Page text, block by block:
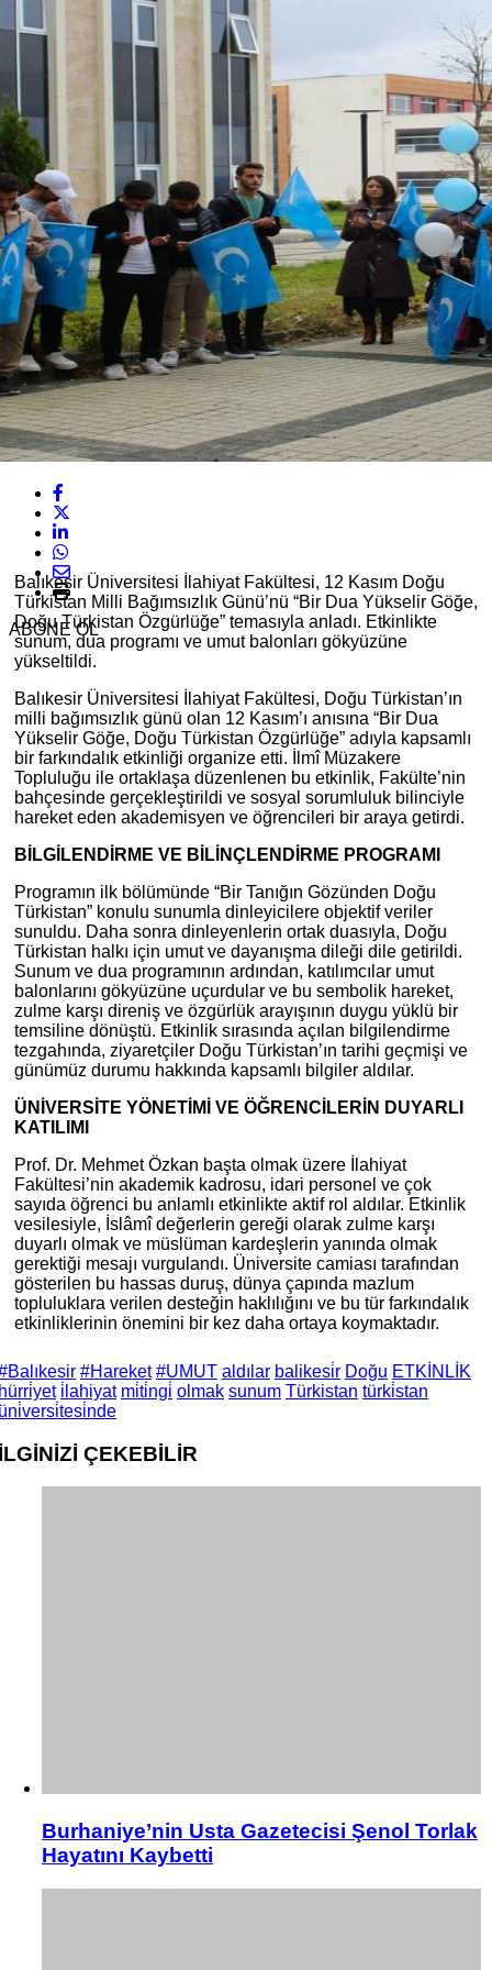
ABONE OL
Balıkesir Üniversitesi İlahiyat Fakültesi, 12 Kasım Doğu
Türkistan Milli Bağımsızlık Günü’nü “Bir Dua Yükselir Göğe,
Doğu Türkistan Özgürlüğe” temasıyla anladı. Etkinlikte
sunum, dua programı ve umut balonları gökyüzüne
yükseltildi.
Balıkesir Üniversitesi İlahiyat Fakültesi, Doğu Türkistan’ın
milli bağımsızlık günü olan 12 Kasım’ı anısına “Bir Dua
Yükselir Göğe, Doğu Türkistan Özgürlüğe” adıyla kapsamlı
bir farkındalık etkinliği organize etti. İlmî Müzakere
Topluluğu ile ortaklaşa düzenlenen bu etkinlik, Fakülte’nin
bahçesinde gerçekleştirildi ve sosyal sorumluluk bilinciyle
hareket eden akademisyen ve öğrencileri bir araya getirdi.
BİLGİLENDİRME VE BİLİNÇLENDİRME PROGRAMI
Programın ilk bölümünde “Bir Tanığın Gözünden Doğu
Türkistan” konulu sunumla dinleyicilere objektif veriler
sunuldu. Daha sonra dinleyenlerin ortak duasıyla, Doğu
Türkistan halkı için umut ve dayanışma dileği dile getirildi.
Sunum ve dua programının ardından, katılımcılar umut
balonlarını gökyüzüne uçurdular ve bu sembolik hareket,
zulme karşı direniş ve özgürlük arayışının duygu yüklü bir
temsiline dönüştü. Etkinlik sırasında açılan bilgilendirme
tezgahında, ziyaretçiler Doğu Türkistan’ın tarihi geçmişi ve
günümüz durumu hakkında kapsamlı bilgiler aldılar.
ÜNİVERSİTE YÖNETİMİ VE ÖĞRENCİLERİN DUYARLI
KATILIMI
Prof. Dr. Mehmet Özkan başta olmak üzere İlahiyat
Fakültesi’nin akademik kadrosu, idari personel ve çok
sayıda öğrenci bu anlamlı etkinlikte aktif rol aldılar. Etkinlik
vesilesiyle, İslâmî değerlerin gereği olarak zulme karşı
duyarlı olmak ve müslüman kardeşlerin yanında olmak
gerektiği mesajı vurgulandı. Üniversite camiası tarafından
gösterilen bu hassas duruş, dünya çapında mazlum
topluluklara verilen desteğin haklılığını ve bu tür farkındalık
etkinliklerinin önemini bir kez daha ortaya koymaktadır.
#Hareket #UMUT aldılar balikesi̇r Doğu ETKİNLİK
i̇lahiyat mi̇ti̇ngi̇ olmak sunum Türkistan türki̇stan
ÇEKEBİLİR
Burhaniye’nin Usta Gazetecisi Şenol Torlak
Hayatını Kaybetti